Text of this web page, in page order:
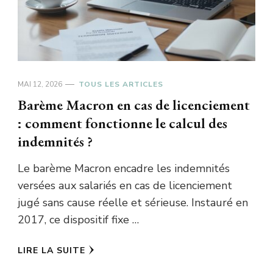
MAI 12, 2026 TOUS LES ARTICLES
Barème Macron en cas de licenciement
: comment fonctionne le calcul des
indemnités ?
Le barème Macron encadre les indemnités
versées aux salariés en cas de licenciement
jugé sans cause réelle et sérieuse. Instauré en
2017, ce dispositif fixe …
LIRE LA SUITE